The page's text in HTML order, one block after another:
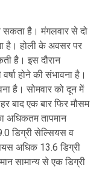
सकता है। मंगलवार से दो
है। होली के अवसर पर
है। इस दौरान
होने की संभावना है।
है। सोमवार को दून में
बाद एक बार फिर मौसम
अधिकतम तापमान
डिग्री सेल्सियस व
अधिक 13.6 डिग्री
सामान्य से एक डिग्री